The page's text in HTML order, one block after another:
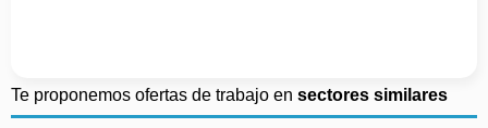
Te proponemos ofertas de trabajo en sectores similares